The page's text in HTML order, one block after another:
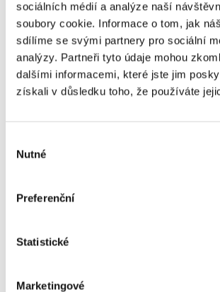
sociálních médií a analýze naší
soubory cookie. Informace o tom, jak
sdílíme se svými partnery pro sociální
analýzy. Partneři tyto údaje mohou
dalšími informacemi, které jste jim
získali v důsledku toho, že používáte
souhlasu
Nutné
Preferenční
Statistické
Marketingové
Diskuze
Email*:
WWW: